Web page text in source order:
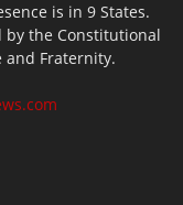
is in 9 States.
the Constitutional
and Fraternity.